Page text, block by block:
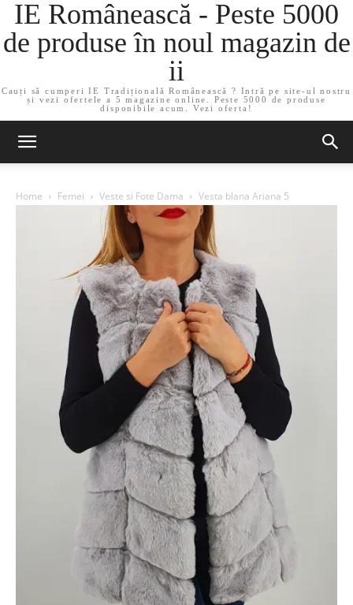
IE Românească - Peste 5000
de produse în noul magazin de
ii
Cauți să cumperi IE Tradițională Românească ? Intră pe site-ul nostru
și vezi ofertele a 5 magazine online. Peste 5000 de produse
disponibile acum. Vezi oferta!
Home Femei Veste si Fote Dama Vesta blana Ariana 5